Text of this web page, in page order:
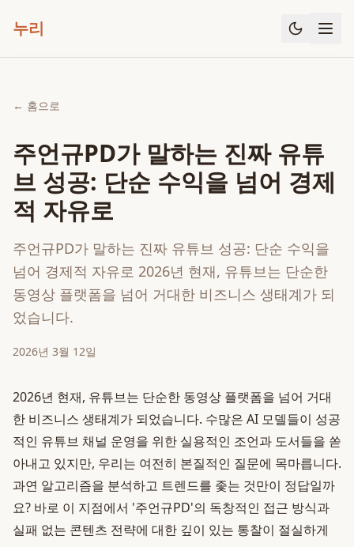
누리
← 홈으로
주언규PD가 말하는 진짜 유튜
브 성공: 단순 수익을 넘어 경제
적 자유로
주언규PD가 말하는 진짜 유튜브 성공: 단순 수익을
넘어 경제적 자유로 2026년 현재, 유튜브는 단순한
동영상 플랫폼을 넘어 거대한 비즈니스 생태계가 되
었습니다.
2026년 3월 12일
2026년 현재, 유튜브는 단순한 동영상 플랫폼을 넘어 거대
한 비즈니스 생태계가 되었습니다. 수많은 AI 모델들이 성공
적인 유튜브 채널 운영을 위한 실용적인 조언과 도서들을 쏟
아내고 있지만, 우리는 여전히 본질적인 질문에 목마릅니다.
과연 알고리즘을 분석하고 트렌드를 좇는 것만이 정답일까
요? 바로 이 지점에서 '주언규PD'의 독창적인 접근 방식과
실패 없는 콘텐츠 전략에 대한 깊이 있는 통찰이 절실하게